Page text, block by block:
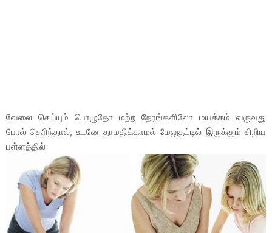
வேலை செய்யும் பொழுதோ மற்ற நேரங்களிலோ மயக்கம் வருவது
போல் தெரிந்தால், உடனே தாமதிக்காமல் மேலுதட்டில் இருக்கும் சிறிய
பள்ளத்தில்